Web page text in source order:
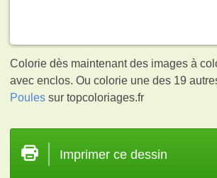
Colorie dès maintenant des images à
avec enclos. Ou colorie une des 19
Poules sur topcoloriages.fr
Imprimer ce dessin